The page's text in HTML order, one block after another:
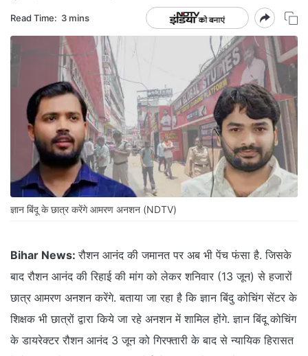
Read Time: 3 mins
ज्ञान बिंदू के छात्र करेंगे आमरण अनशन (NDTV)
Bihar News: रौशन आनंद की जमानत पर अब भी पेंच फंसा है. जिसके
बाद रौशन आनंद की रिहाई की मांग को लेकर शनिवार (13 जून) से हजारों
छात्र आमरण अनशन करेंगे. बताया जा रहा है कि ज्ञान बिंदु कोचिंग सेंटर के
शिक्षक भी छात्रों द्वारा किये जा रहे अनशन में शामिल होंगे. ज्ञान बिंदू कोचिंग
के डायरेक्टर रौशन आनंद 3 जून को गिरफ्तारी के बाद से न्यायिक हिरासत